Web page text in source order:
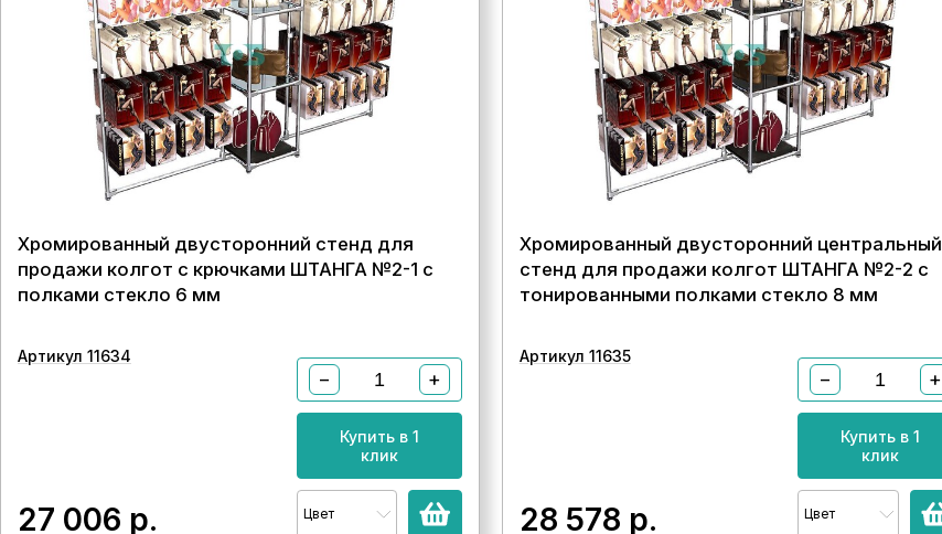
Хромированный двусторонний стенд для
продажи колгот с крючками ШТАНГА №2-1 с
полками стекло 6 мм
Артикул 11634
27 006 р.
− +
Купить в 1
клик
Цвет
Хромированный двусторонний центральный
стенд для продажи колгот ШТАНГА №2-2 с
тонированными полками стекло 8 мм
Артикул 11635
28 578 р.
− +
Купить в 1
клик
Цвет